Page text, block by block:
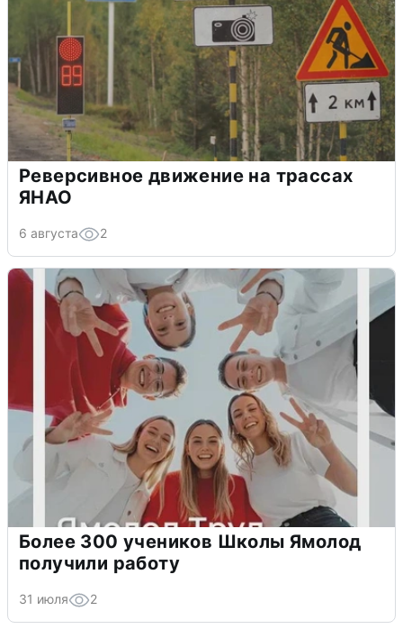
Реверсивное движение на трассах
ЯНАО
6 августа 2
Более 300 учеников Школы Ямолод
получили работу
31 июля 2